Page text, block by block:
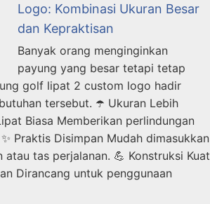
Logo: Kombinasi Ukuran Besar
dan Kepraktisan
Banyak orang menginginkan
payung yang besar tetapi tetap
golf lipat 2 custom logo hadir
tersebut. ☂️ Ukuran Lebih
Biasa Memberikan perlindungan
Praktis Disimpan Mudah dimasukkan
atau tas perjalanan. 💪 Konstruksi Kuat
Dirancang untuk penggunaan